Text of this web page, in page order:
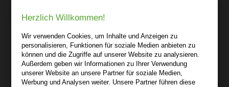
Wir sind gerne für Sie persönlich da.
Über bibli-buch.de
+
AGB
Herzlich Willkommen!
Wir verwenden Cookies, um Inhalte und Anzeigen zu
personalisieren, Funktionen für soziale Medien anbieten zu
können und die Zugriffe auf unserer Website zu analysieren.
Außerdem geben wir Informationen zu Ihrer Verwendung
unserer Website an unsere Partner für soziale Medien,
Werbung und Analysen weiter. Unsere Partner führen diese